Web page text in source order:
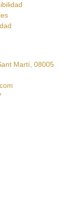
Martí, 08005